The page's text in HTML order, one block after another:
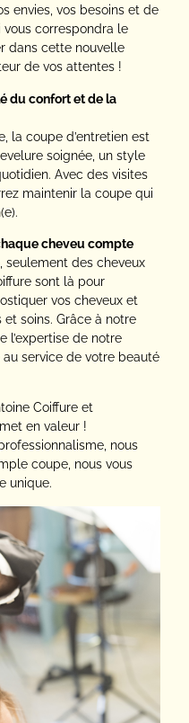
envies, vos besoins et de
correspondra le
dans cette nouvelle
de vos attentes !
du confort et de la
la coupe d’entretien est
soignée, un style
Avec des visites
maintenir la coupe qui
cheveu compte
seulement des cheveux
sont là pour
vos cheveux et
soins. Grâce à notre
l’expertise de notre
service de votre beauté
Coiffure et
en valeur !
nous
coupe, nous vous
unique.